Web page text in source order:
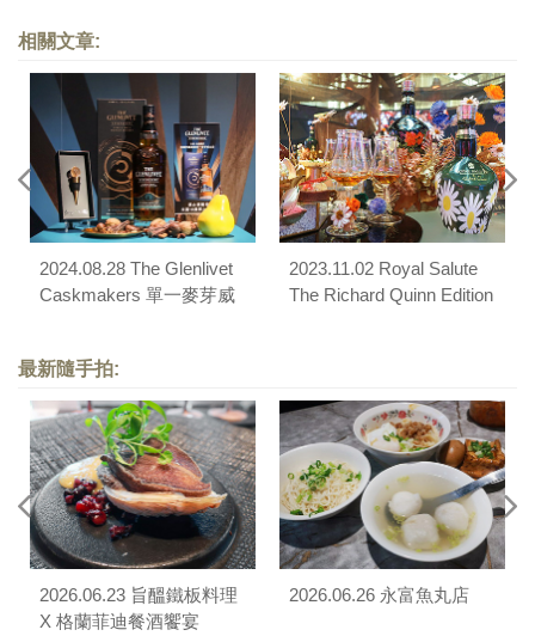
相關文章:
2024.08.28 The Glenlivet
Caskmakers 單一麥芽威
2023.11.02 Royal Salute
The Richard Quinn Edition
最新隨手拍:
2026.06.23 旨醞鐵板料理
X 格蘭菲迪餐酒饗宴
2026.06.26 永富魚丸店